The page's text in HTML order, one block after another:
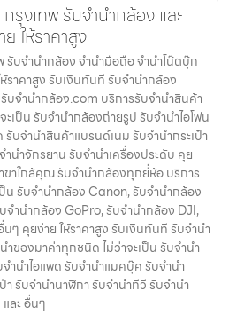
รุงเทพ รับจํานํากล้อง และ
ให้ราคาสูง
บจํานํากล้อง จำนำมือถือ จำนำโน๊ตบุ๊ก
ราคาสูง รับเงินทันที รับจำนำกล้อง
บจํานํากล้อง.com บริการรับจํานําสินค้า
เป็น รับจํานํากล้องถ่ายรูป รับจํานําไอโฟน
บจํานําสินค้าแบรนด์เนม รับจํานํากระเป๋า
นําจักรยาน รับจํานําเครื่องประดับ คุย
ขาใกล้คุณ รับจำนำกล้องทุกยี่ห้อ บริการ
น รับจำนำกล้อง Canon, รับจำนำกล้อง
จำนำกล้อง GoPro, รับจำนำกล้อง DJI,
ๆ คุยง่าย ให้ราคาสูง รับเงินทันที รับจำนำ
ของมาค่าทุกชนิด ไม่ว่าจะเป็น รับจํานํา
านําไอแพด รับจํานําแมคบุ๊ค รับจํานํา
รับจํานํานาฬิกา รับจํานําทีวี รับจํานํา
ละ อื่นๆ